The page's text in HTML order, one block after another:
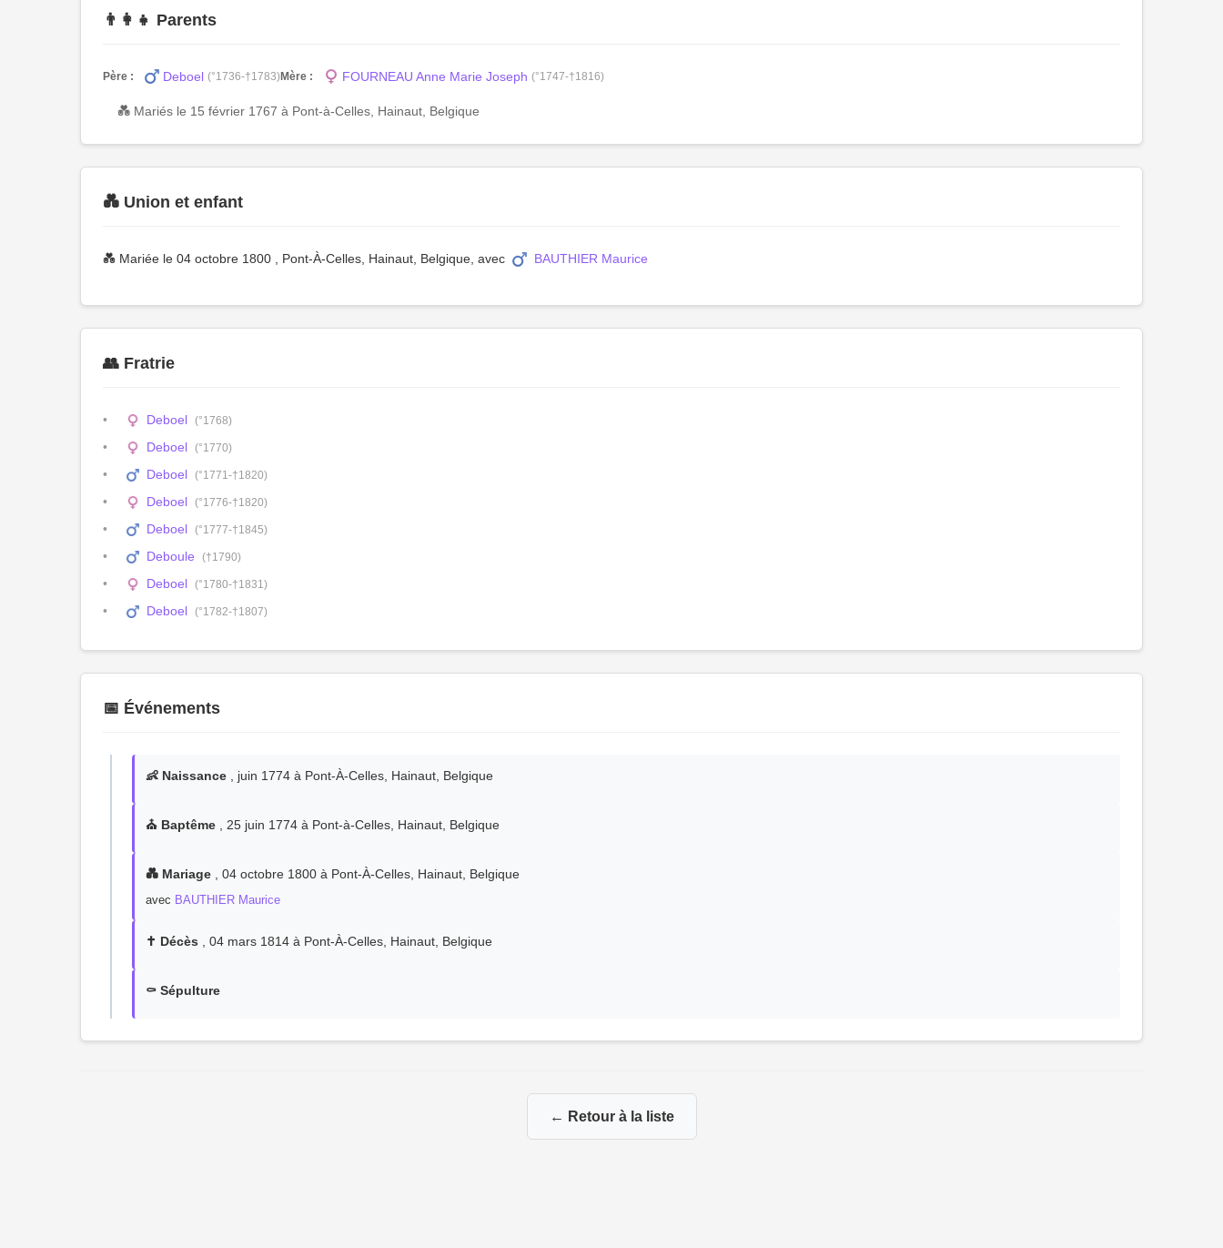
👨‍👩‍👧 Parents
Père : Deboel (°1736-†1783)Mère : FOURNEAU Anne Marie Joseph (°1747-†1816)
💑 Mariés le 15 février 1767 à Pont-à-Celles, Hainaut, Belgique
💑 Union et enfant
💑 Mariée le 04 octobre 1800 , Pont-À-Celles, Hainaut, Belgique, avec BAUTHIER Maurice
👥 Fratrie
Deboel (°1768)
Deboel (°1770)
Deboel (°1771-†1820)
Deboel (°1776-†1820)
Deboel (°1777-†1845)
Deboule (†1790)
Deboel (°1780-†1831)
Deboel (°1782-†1807)
📅 Événements
👶 Naissance , juin 1774 à Pont-À-Celles, Hainaut, Belgique
⛪ Baptême , 25 juin 1774 à Pont-à-Celles, Hainaut, Belgique
💑 Mariage , 04 octobre 1800 à Pont-À-Celles, Hainaut, Belgique
avec BAUTHIER Maurice
✝️ Décès , 04 mars 1814 à Pont-À-Celles, Hainaut, Belgique
⚰️ Sépulture
← Retour à la liste